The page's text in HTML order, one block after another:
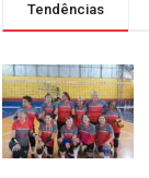
Tendências